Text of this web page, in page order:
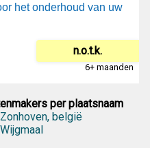
het onderhoud van uw
n.o.t.k.
6+ maanden
per plaatsnaam
belgië